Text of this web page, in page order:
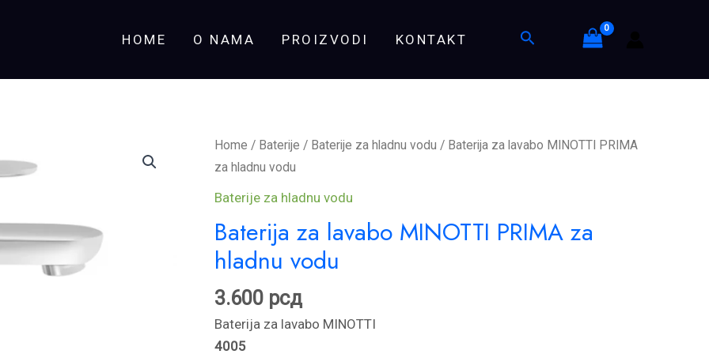
HOME O NAMA PROIZVODI KONTAKT Search
Home / Baterije / Baterije za hladnu vodu / Baterija za lavabo MINOTTI PRIMA
za hladnu vodu
Baterije za hladnu vodu
Baterija za lavabo MINOTTI PRIMA za
hladnu vodu
3.600 рсд
Baterija za lavabo MINOTTI
4005
Baterija
za
lavabo
PRIMA
za
vodu
quantity
PRIMA